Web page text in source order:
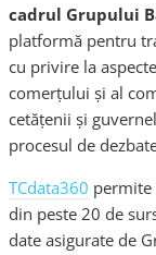
cadrul Grupului
platformă pentru
cu privire la
comerțului și al
cetățenii și
procesul de
TCdata360 permite
din peste 20 de
date asigurate de